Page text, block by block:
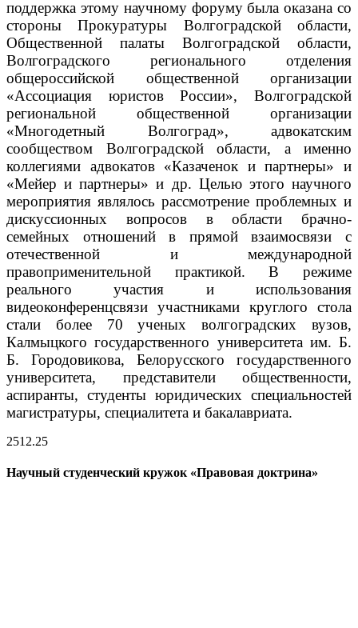
поддержка этому научному форуму была оказана со
стороны Прокуратуры Волгоградской области,
Общественной палаты Волгоградской области,
Волгоградского регионального отделения
общероссийской общественной организации
«Ассоциация юристов России», Волгоградской
региональной общественной организации
«Многодетный Волгоград», адвокатским
сообществом Волгоградской области, а именно
коллегиями адвокатов «Казаченок и партнеры» и
«Мейер и партнеры» и др. Целью этого научного
мероприятия являлось рассмотрение проблемных и
дискуссионных вопросов в области брачно-
семейных отношений в прямой взаимосвязи с
отечественной и международной
правоприменительной практикой. В режиме
реального участия и использования
видеоконференцсвязи участниками круглого стола
стали более 70 ученых волгоградских вузов,
Калмыцкого государственного университета им. Б.
Б. Городовикова, Белорусского государственного
университета, представители общественности,
аспиранты, студенты юридических специальностей
магистратуры, специалитета и бакалавриата.
2512.25
Научный студенческий кружок «Правовая доктрина»